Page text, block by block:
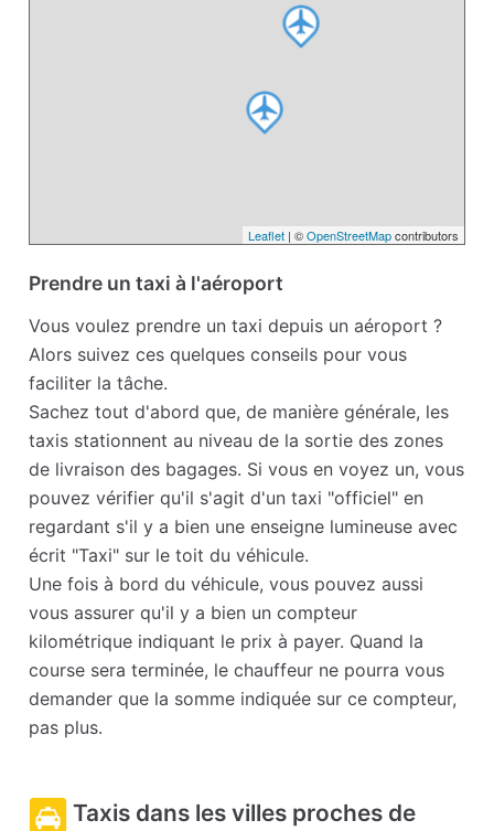
Leaflet| ©OpenStreetMapcontributors
Prendre un taxi à l'aéroport
Vous voulez prendre un taxi depuis un aéroport ?
Alors suivez ces quelques conseils pour vous
faciliter la tâche.
Sachez tout d'abord que, de manière générale, les
taxis stationnent au niveau de la sortie des zones
de livraison des bagages. Si vous en voyez un, vous
pouvez vérifier qu'il s'agit d'un taxi "officiel" en
regardant s'il y a bien une enseigne lumineuse avec
écrit "Taxi" sur le toit du véhicule.
Une fois à bord du véhicule, vous pouvez aussi
vous assurer qu'il y a bien un compteur
kilométrique indiquant le prix à payer. Quand la
course sera terminée, le chauffeur ne pourra vous
demander que la somme indiquée sur ce compteur,
pas plus.
Taxis dans les villes proches de